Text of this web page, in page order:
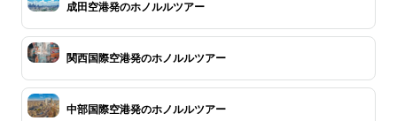
成田空港発のホノルルツアー
関西国際空港発のホノルルツアー
中部国際空港発のホノルルツアー